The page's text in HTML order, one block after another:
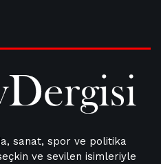
sanat, spor ve politika
ve sevilen isimleriyle